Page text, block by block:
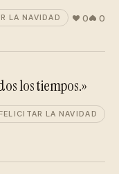
LA NAVIDAD 0 0
los tiempos.»
LA NAVIDAD